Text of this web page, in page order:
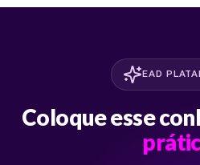
EAD
Coloque esse